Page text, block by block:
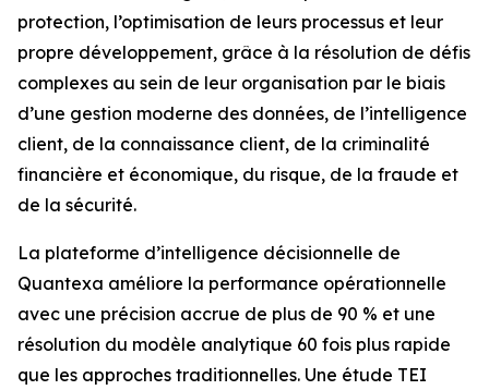
protection, l’optimisation de leurs processus et leur
propre développement, grâce à la résolution de défis
complexes au sein de leur organisation par le biais
d’une gestion moderne des données, de l’intelligence
client, de la connaissance client, de la criminalité
financière et économique, du risque, de la fraude et
de la sécurité.
La plateforme d’intelligence décisionnelle de
Quantexa améliore la performance opérationnelle
avec une précision accrue de plus de 90 % et une
résolution du modèle analytique 60 fois plus rapide
que les approches traditionnelles. Une étude TEI